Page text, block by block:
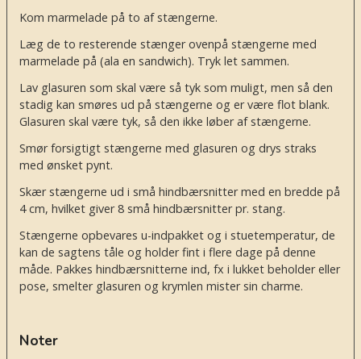
Kom marmelade på to af stængerne.
Læg de to resterende stænger ovenpå stængerne med
marmelade på (ala en sandwich). Tryk let sammen.
Lav glasuren som skal være så tyk som muligt, men så den
stadig kan smøres ud på stængerne og er være flot blank.
Glasuren skal være tyk, så den ikke løber af stængerne.
Smør forsigtigt stængerne med glasuren og drys straks
med ønsket pynt.
Skær stængerne ud i små hindbærsnitter med en bredde på
4 cm, hvilket giver 8 små hindbærsnitter pr. stang.
Stængerne opbevares u-indpakket og i stuetemperatur, de
kan de sagtens tåle og holder fint i flere dage på denne
måde. Pakkes hindbærsnitterne ind, fx i lukket beholder eller
pose, smelter glasuren og krymlen mister sin charme.
Noter